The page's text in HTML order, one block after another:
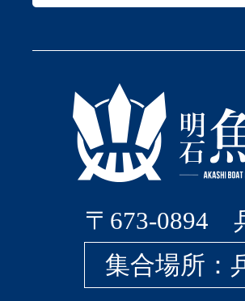
〒673-0894
集合場所：